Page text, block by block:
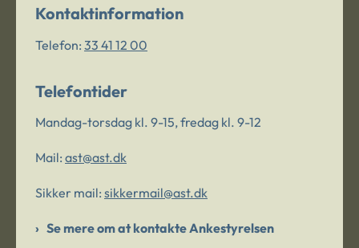
Kontaktinformation
Telefon: 33 41 12 00
Telefontider
Mandag-torsdag kl. 9-15, fredag kl. 9-12
Mail: ast@ast.dk
Sikker mail: sikkermail@ast.dk
Se mere om at kontakte Ankestyrelsen